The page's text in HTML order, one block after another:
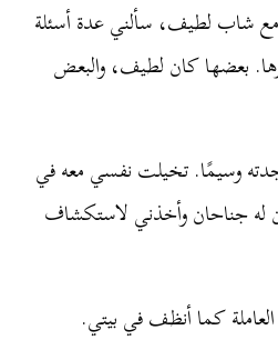
مع شاب لطيف، سألني عدة أسئلة
بعضها كان لطيف، والبعض
وسيمًا. تخيلت نفسي معه في
له جناحان وأخذني لاستكشاف
كما أنظف في بيتي.